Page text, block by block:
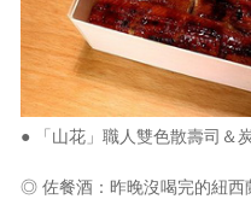
● 「山花」職人雙色散壽司＆
◎ 佐餐酒：昨晚沒喝完的紐